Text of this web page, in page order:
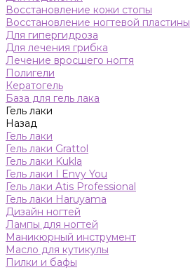
Восстановление кожи стопы
Восстановление ногтевой пластины
Для гипергидроза
Для лечения грибка
Лечение вросшего ногтя
Полигели
Кератогель
База для гель лака
Гель лаки
Назад
Гель лаки
Гель лаки Grattol
Гель лаки Kukla
Гель лаки I Envy You
Гель лаки Atis Professional
Гель лаки Haruyama
Дизайн ногтей
Лампы для ногтей
Маникюрный инструмент
Масло для кутикулы
Пилки и бафы